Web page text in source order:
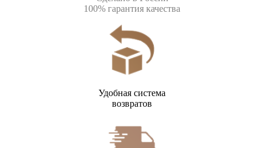
100% гарантия качества
Удобная система
возвратов